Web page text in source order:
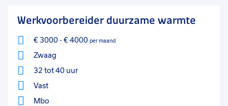
Werkvoorbereider duurzame warmte
€ 3000- € 4000 per maand
Zwaag
32 tot 40 uur
Vast
Mbo